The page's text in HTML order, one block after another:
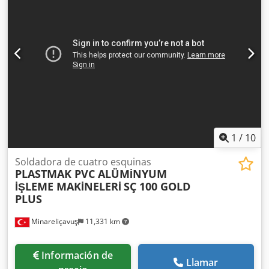
1 / 10
Minareliçavuş 11,331 km
Soldadora de cuatro esquinas
PLASTMAK PVC ALÜMİNYUM
İŞLEME MAKİNELERİ SÇ 100 GOLD
PLUS
Información de
Llamar